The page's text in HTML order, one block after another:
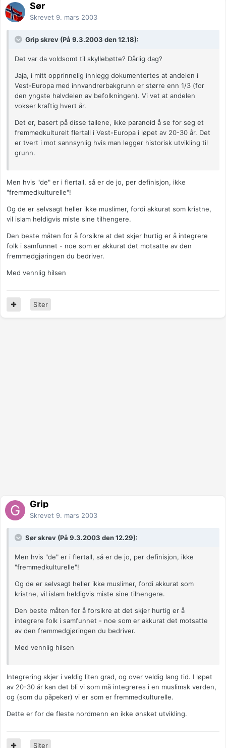
Sør
Skrevet 9. mars 2003
Grip skrev (På 9.3.2003 den 12.18):
Det var da voldsomt til skyllebøtte? Dårlig dag?
Jaja, i mitt opprinnelig innlegg dokumentertes at andelen i
Vest-Europa med innvandrerbakgrunn er større enn 1/3 (for
den yngste halvdelen av befolkningen). Vi vet at andelen
vokser kraftig hvert år.
Det er, basert på disse tallene, ikke paranoid å se for seg et
fremmedkulturelt flertall i Vest-Europa i løpet av 20-30 år. Det
er tvert i mot sannsynlig hvis man legger historisk utvikling til
grunn.
Men hvis "de" er i flertall, så er de jo, per definisjon, ikke
"fremmedkulturelle"!
Og de er selvsagt heller ikke muslimer, fordi akkurat som kristne,
vil islam heldigvis miste sine tilhengere.
Den beste måten for å forsikre at det skjer hurtig er å integrere
folk i samfunnet - noe som er akkurat det motsatte av den
fremmedgjøringen du bedriver.
Med vennlig hilsen
Siter
Grip
Skrevet 9. mars 2003
Sør skrev (På 9.3.2003 den 12.29):
Men hvis "de" er i flertall, så er de jo, per definisjon, ikke
"fremmedkulturelle"!
Og de er selvsagt heller ikke muslimer, fordi akkurat som
kristne, vil islam heldigvis miste sine tilhengere.
Den beste måten for å forsikre at det skjer hurtig er å
integrere folk i samfunnet - noe som er akkurat det motsatte
av den fremmedgjøringen du bedriver.
Med vennlig hilsen
Integrering skjer i veldig liten grad, og over veldig lang tid. I løpet
av 20-30 år kan det bli vi som må integreres i en muslimsk verden,
og (som du påpeker) vi er som er fremmedkulturelle.
Dette er for de fleste nordmenn en ikke ønsket utvikling.
Siter